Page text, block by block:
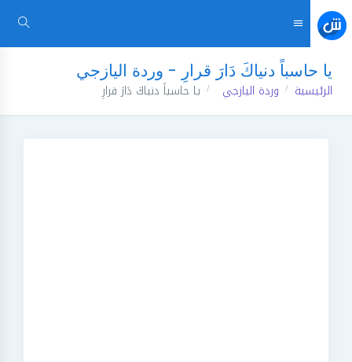
يا حاسباً دنياكَ دَارَ قرارِ - وردة اليازجي
الرئيسية وردة اليازجي يا حاسباً دنياكَ دَارَ قرارِ